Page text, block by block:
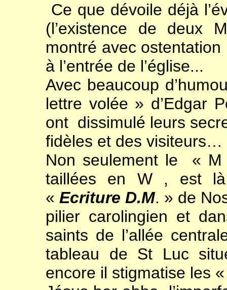
Ce que dévoile déjà
(l’existence de deux
montré avec
à l’entrée de l’église...
Avec beaucoup
lettre volée » d’Edgar
ont dissimulé leurs
fidèles et des visiteurs…
Non seulement le « M
taillées en W , est
« Ecriture D.M. » de
pilier carolingien et
saints de l’allée
tableau de St Luc
encore il stigmatise les